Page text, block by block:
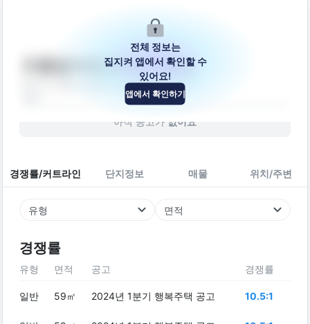
수원당수4단지(A-4BL)
경기도 수원시 권선구 당수로129번길 10
아직 공고가 없어요
경쟁률/커트라인 단지정보 매물 위치/주변
유형 면적
경쟁률
전체 정보는
집지켜 앱에서 확인할 수
있어요!
앱에서 확인하기
유형 면적 공고 경쟁률
일반 59㎡ 2024년 1분기 행복주택 공고 10.5:1